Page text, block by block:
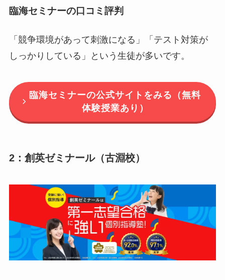
臨海セミナーの口コミ評判
「競争環境があって刺激になる」「テスト対策が
しっかりしている」という生徒が多いです。
臨海セミナーの公式サイトをみる（無料
体験授業あり）
2：創英ゼミナール（古淵校）